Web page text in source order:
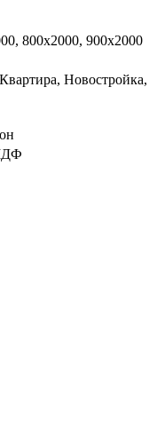
800x2000, 900x2000
Новостройка,